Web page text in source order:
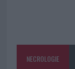
NECROLOGIE